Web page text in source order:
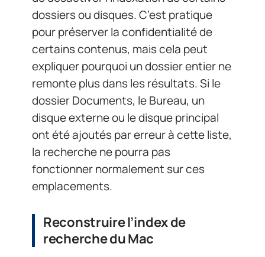
dossiers ou disques. C’est pratique
pour préserver la confidentialité de
certains contenus, mais cela peut
expliquer pourquoi un dossier entier ne
remonte plus dans les résultats. Si le
dossier Documents, le Bureau, un
disque externe ou le disque principal
ont été ajoutés par erreur à cette liste,
la recherche ne pourra pas
fonctionner normalement sur ces
emplacements.
Reconstruire l’index de
recherche du Mac